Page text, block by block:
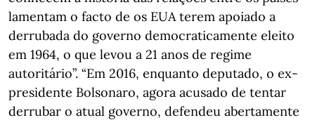
lamentam o facto de os EUA terem apoiado a
derrubada do governo democraticamente eleito
em 1964, o que levou a 21 anos de regime
autoritário”. “Em 2016, enquanto deputado, o ex-
presidente Bolsonaro, agora acusado de tentar
derrubar o atual governo, defendeu abertamente